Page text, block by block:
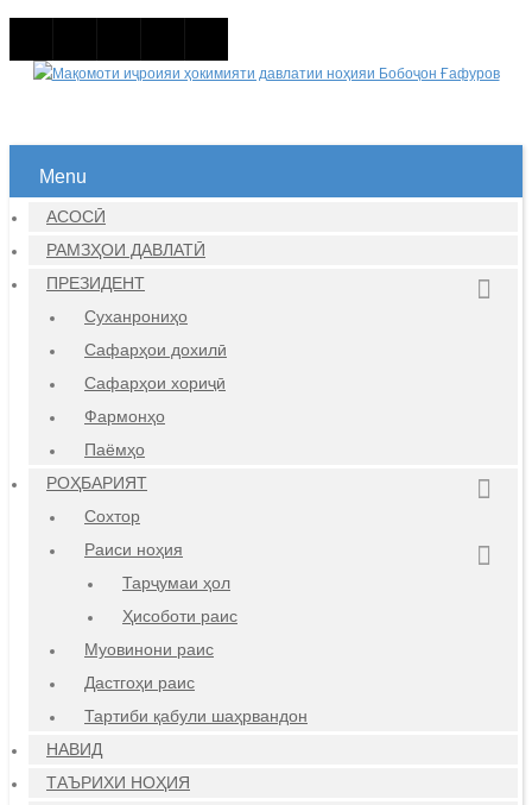
Menu
АСОСӢ
РАМЗҲОИ ДАВЛАТӢ
ПРЕЗИДЕНТ
Суханрониҳо
Сафарҳои дохилӣ
Сафарҳои хориҷӣ
Фармонҳо
Паёмҳо
РОҲБАРИЯТ
Сохтор
Раиси ноҳия
Тарҷумаи ҳол
Ҳисоботи раис
Муовинони раис
Дастгоҳи раис
Тартиби қабули шаҳрвандон
НАВИД
ТАЪРИХИ НОҲИЯ